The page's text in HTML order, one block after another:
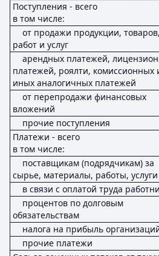
Поступления - всего
в том числе:
от продажи продукции, товаров,
работ и услуг
арендных платежей,
платежей, роялти, комиссионных
иных аналогичных платежей
от перепродажи финансовых
вложений
прочие поступления
Платежи - всего
в том числе:
поставщикам (подрядчикам) за
сырье, материалы, работы, услуги
в связи с оплатой труда
процентов по долговым
обязательствам
налога на прибыль
прочие платежи